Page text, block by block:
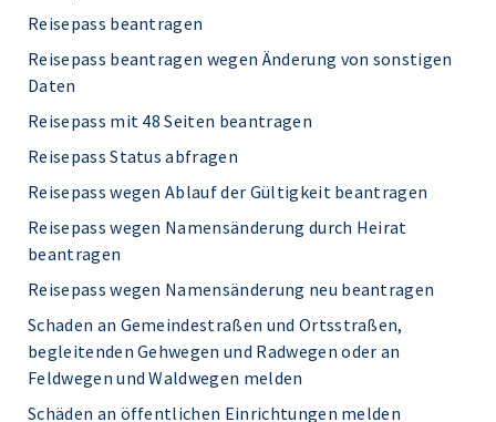
Reisepass beantragen
Reisepass beantragen wegen Änderung von sonstigen
Daten
Reisepass mit 48 Seiten beantragen
Reisepass Status abfragen
Reisepass wegen Ablauf der Gültigkeit beantragen
Reisepass wegen Namensänderung durch Heirat
beantragen
Reisepass wegen Namensänderung neu beantragen
Schaden an Gemeindestraßen und Ortsstraßen,
begleitenden Gehwegen und Radwegen oder an
Feldwegen und Waldwegen melden
Schäden an öffentlichen Einrichtungen melden